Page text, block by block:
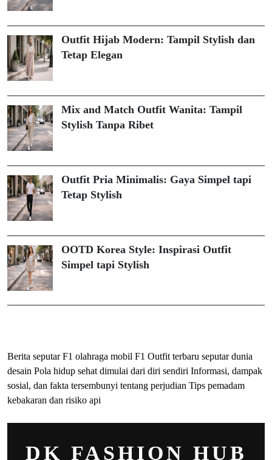
Outfit Hijab Modern: Tampil Stylish dan
Tetap Elegan
Mix and Match Outfit Wanita: Tampil
Stylish Tanpa Ribet
Outfit Pria Minimalis: Gaya Simpel tapi
Tetap Stylish
OOTD Korea Style: Inspirasi Outfit
Simpel tapi Stylish
Berita seputar F1 olahraga mobil F1 Outfit terbaru seputar dunia
desain Pola hidup sehat dimulai dari diri sendiri Informasi, dampak
sosial, dan fakta tersembunyi tentang perjudian Tips pemadam
kebakaran dan risiko api
DK FASHION HUB